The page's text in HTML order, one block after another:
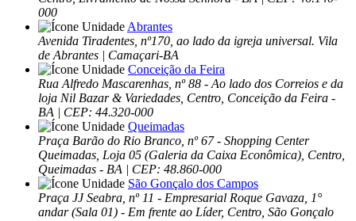
000
Abrantes
Avenida Tiradentes, nº170, ao lado da igreja universal. Vila
de Abrantes | Camaçari-BA
Conceição da Feira
Rua Alfredo Mascarenhas, nº 88 - Ao lado dos Correios e da
loja Nil Bazar & Variedades, Centro, Conceição da Feira -
BA | CEP: 44.320-000
Queimadas
Praça Barão do Rio Branco, nº 67 - Shopping Center
Queimadas, Loja 05 (Galeria da Caixa Econômica), Centro,
Queimadas - BA | CEP: 48.860-000
São Gonçalo dos Campos
Praça JJ Seabra, nº 11 - Empresarial Roque Gavaza, 1°
andar (Sala 01) - Em frente ao Líder, Centro, São Gonçalo